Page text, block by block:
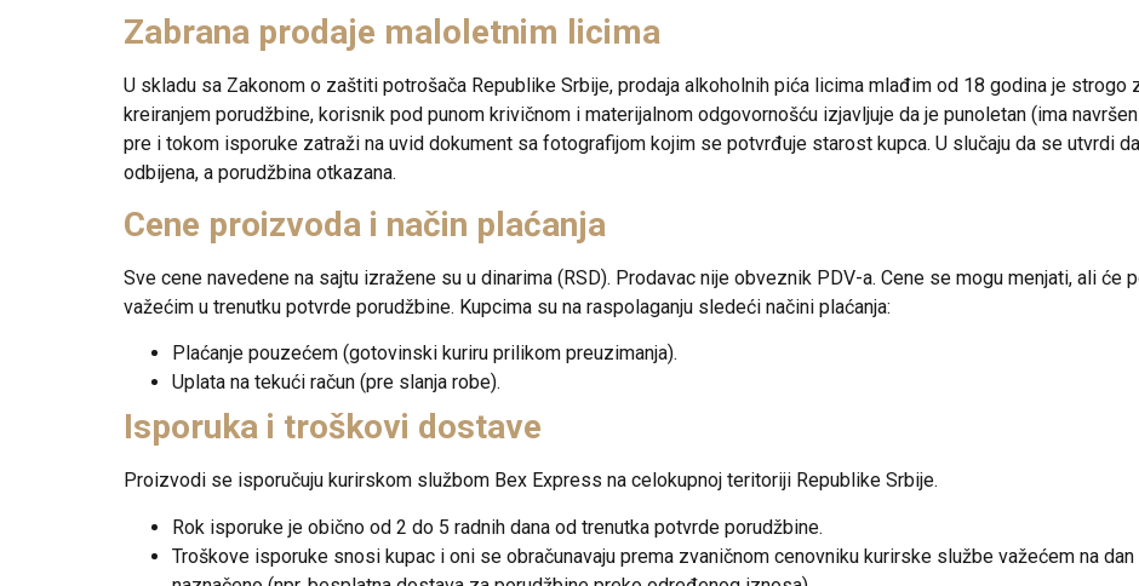
Zabrana prodaje maloletnim licima
U skladu sa Zakonom o zaštiti potrošača Republike Srbije, prodaja alkoholnih pića licima mlađim od 18 godina je strogo
kreiranjem porudžbine, korisnik pod punom krivičnom i materijalnom odgovornošću izjavljuje da je punoletan (ima
pre i tokom isporuke zatraži na uvid dokument sa fotografijom kojim se potvrđuje starost kupca. U slučaju da se utvrdi
odbijena, a porudžbina otkazana.
Cene proizvoda i način plaćanja
Sve cene navedene na sajtu izražene su u dinarima (RSD). Prodavac nije obveznik PDV-a. Cene se mogu menjati, ali će
važećim u trenutku potvrde porudžbine. Kupcima su na raspolaganju sledeći načini plaćanja:
Plaćanje pouzećem (gotovinski kuriru prilikom preuzimanja).
Uplata na tekući račun (pre slanja robe).
Isporuka i troškovi dostave
Proizvodi se isporučuju kurirskom službom Bex Express na celokupnoj teritoriji Republike Srbije.
Rok isporuke je obično od 2 do 5 radnih dana od trenutka potvrde porudžbine.
Troškove isporuke snosi kupac i oni se obračunavaju prema zvaničnom cenovniku kurirske službe važećem na